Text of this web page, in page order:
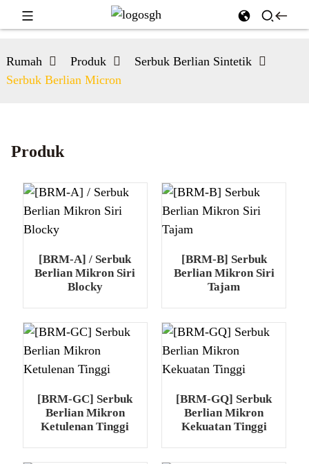
Rumah Produk
Serbuk Berlian Sintetik
Serbuk Berlian Micron
Produk
[BRM-A] / Serbuk
Berlian Mikron Siri
Blocky
[BRM-B] Serbuk
Berlian Mikron Siri
Tajam
[BRM-GC] Serbuk
Berlian Mikron
Ketulenan Tinggi
[BRM-GQ] Serbuk
Berlian Mikron
Kekuatan Tinggi